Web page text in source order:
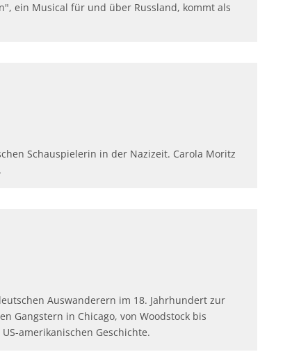
ein Musical für und über Russland, kommt als
Schauspielerin in der Nazizeit. Carola Moritz
Auswanderern im 18. Jahrhundert zur
Gangstern in Chicago, von Woodstock bis
amerikanischen Geschichte.